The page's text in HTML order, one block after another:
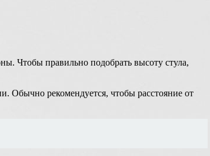
Чтобы правильно подобрать высоту стула,
Обычно рекомендуется, чтобы расстояние от